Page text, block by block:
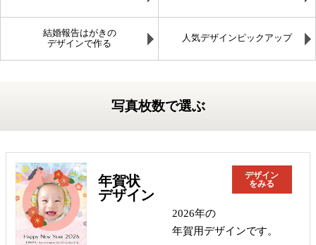
結婚報告はがきの
デザインで作る
人気デザインピックアップ
写真枚数で選ぶ
年賀状
デザイン
デザイン
をみる
2026年の
年賀用デザインです。